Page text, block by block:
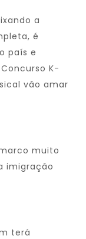
a
é
país e
K-
vão amar
muito
imigração
terá